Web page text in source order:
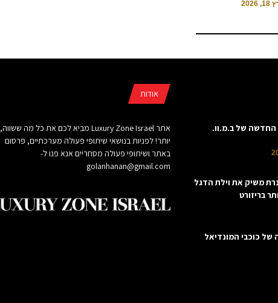
2026
אודות
אתר Luxury Zone Israel מביא לכם את כל מה ששווה,
יותר! לפניות בנושאי שיתופי פעולה מערכתיים, פרסום
באתר ושיתופי פעולה מסחריים אנא פנו ל-
golanhanan@gmail.com
החדשה של ב.מ.וו.
משיק את וילת הדגל
בריזורט
של כוכבי המונדיאל